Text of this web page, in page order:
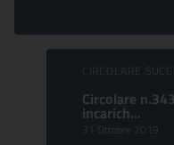
CIRCOLARE
Circolare
incarich...
31 Ottobre 2019